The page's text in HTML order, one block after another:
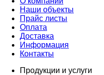
Наши объекты
Прайс листы
Оплата
Доставка
Информация
Контакты
Продукции и услуги